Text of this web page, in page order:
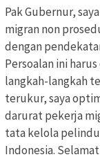
Pak Gubernur,
migran non
dengan
Persoalan ini
langkah-langkah
terukur, saya
darurat pekerja
tata kelola
Indonesia.